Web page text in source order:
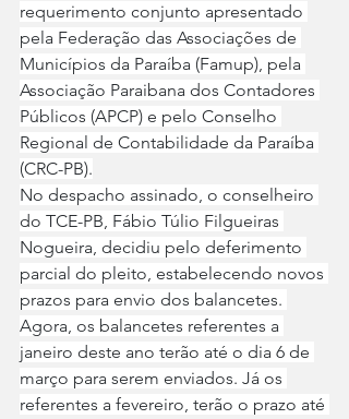
requerimento conjunto apresentado
pela Federação das Associações de
Municípios da Paraíba (Famup), pela
Associação Paraibana dos Contadores
Públicos (APCP) e pelo Conselho
Regional de Contabilidade da Paraíba
(CRC-PB).
No despacho assinado, o conselheiro
do TCE-PB, Fábio Túlio Filgueiras
Nogueira, decidiu pelo deferimento
parcial do pleito, estabelecendo novos
prazos para envio dos balancetes.
Agora, os balancetes referentes a
janeiro deste ano terão até o dia 6 de
março para serem enviados. Já os
referentes a fevereiro, terão o prazo até